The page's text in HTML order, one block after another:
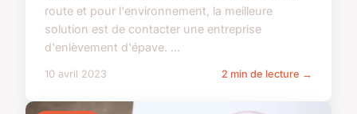
route et pour l'environnement, la meilleure
solution est de contacter une entreprise
d'enlèvement d'épave. ...
10 avril 2023 2 min de lecture →